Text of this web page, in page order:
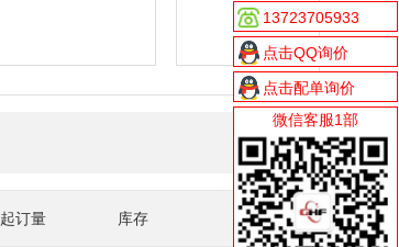
227 条记录
起订量 库存 操作
13723705933
点击QQ询价
点击配单询价
微信客服1部